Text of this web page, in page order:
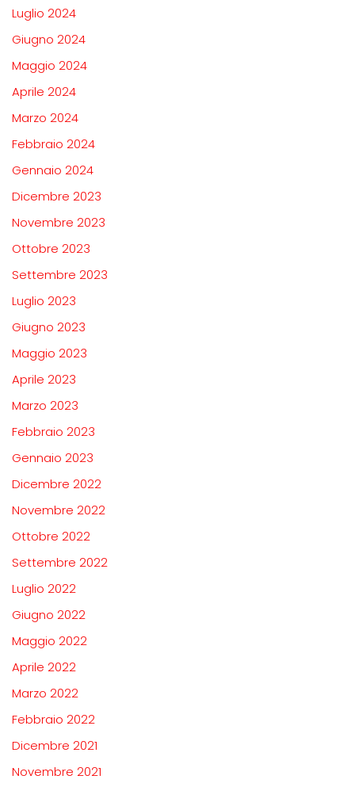
Luglio 2024
Giugno 2024
Maggio 2024
Aprile 2024
Marzo 2024
Febbraio 2024
Gennaio 2024
Dicembre 2023
Novembre 2023
Ottobre 2023
Settembre 2023
Luglio 2023
Giugno 2023
Maggio 2023
Aprile 2023
Marzo 2023
Febbraio 2023
Gennaio 2023
Dicembre 2022
Novembre 2022
Ottobre 2022
Settembre 2022
Luglio 2022
Giugno 2022
Maggio 2022
Aprile 2022
Marzo 2022
Febbraio 2022
Dicembre 2021
Novembre 2021